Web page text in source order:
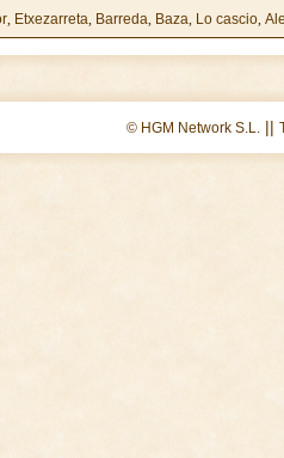
, Etxezarreta, Barreda, Baza, Lo cascio,
© HGM Network S.L. ||